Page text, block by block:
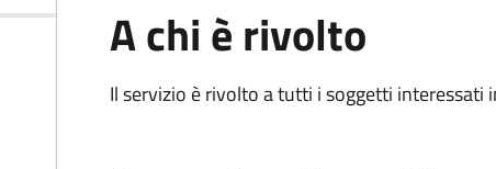
A chi è rivolto
Il servizio è rivolto a tutti i soggetti interessati